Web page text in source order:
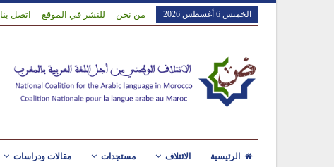
الخميس 6 أغسطس 2026 من نحن للنشر في الموقع اتصل بنا
الرئيسية الائتلاف مستجدات مقالات ودراسات